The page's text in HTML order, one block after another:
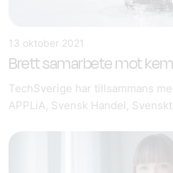
13 oktober 2021
Brett samarbete mot
TechSverige har tillsammans
APPLiA, Svensk Handel,